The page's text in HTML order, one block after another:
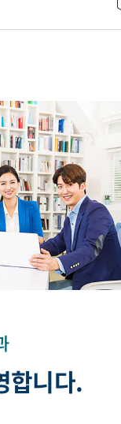
합니다.